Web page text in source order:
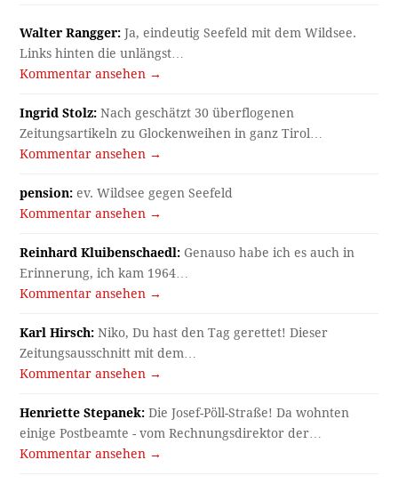
Walter Rangger: Ja, eindeutig Seefeld mit dem Wildsee.
Links hinten die unlängst…
Kommentar ansehen →
Ingrid Stolz: Nach geschätzt 30 überflogenen
Zeitungsartikeln zu Glockenweihen in ganz Tirol…
Kommentar ansehen →
pension: ev. Wildsee gegen Seefeld
Kommentar ansehen →
Reinhard Kluibenschaedl: Genauso habe ich es auch in
Erinnerung, ich kam 1964…
Kommentar ansehen →
Karl Hirsch: Niko, Du hast den Tag gerettet! Dieser
Zeitungsausschnitt mit dem…
Kommentar ansehen →
Henriette Stepanek: Die Josef-Pöll-Straße! Da wohnten
einige Postbeamte - vom Rechnungsdirektor der…
Kommentar ansehen →